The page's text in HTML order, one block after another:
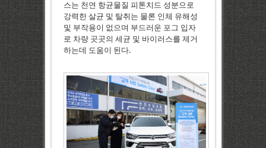
스는 천연 항균물질 피톤치드 성분으로
강력한 살균 및 탈취는 물론 인체 유해성
및 부작용이 없으며 부드러운 포그 입자
로 차량 곳곳의 세균 및 바이러스를 제거
하는데 도움이 된다.